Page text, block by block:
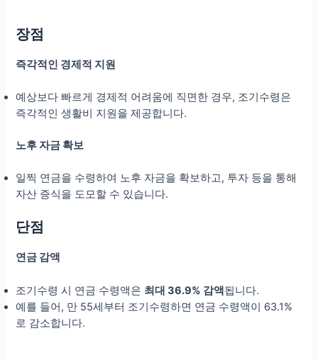
장점
즉각적인 경제적 지원
예상보다 빠르게 경제적 어려움에 직면한 경우, 조기수령은
즉각적인 생활비 지원을 제공합니다.
노후 자금 확보
일찍 연금을 수령하여 노후 자금을 확보하고, 투자 등을 통해
자산 증식을 도모할 수 있습니다.
단점
연금 감액
조기수령 시 연금 수령액은 최대 36.9% 감액됩니다.
예를 들어, 만 55세부터 조기수령하면 연금 수령액이 63.1%
로 감소합니다.